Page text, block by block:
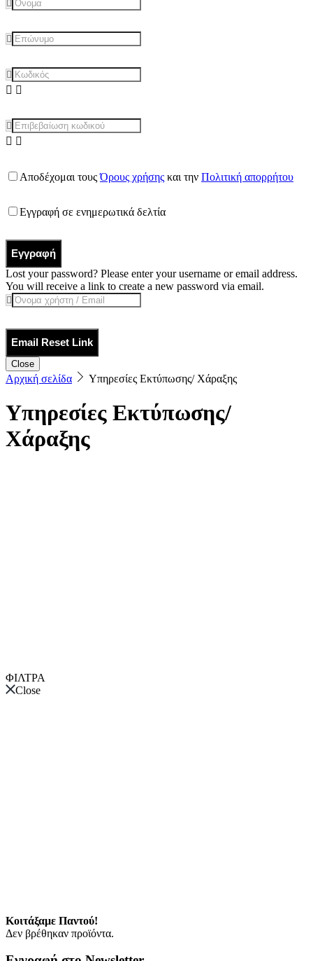
Αποδέχομαι τουςΌρους χρήσης και την Πολιτική απορρήτου
Εγγραφή σε ενημερωτικά δελτία
Εγγραφή
Lost your password? Please enter your username or email address.
You will receive a link to create a new password via email.
Email Reset Link
Close
Αρχική σελίδα Υπηρεσίες Εκτύπωσης/ Χάραξης
Υπηρεσίες Εκτύπωσης/
Χάραξης
ΦΙΛΤΡΑ
Close
Κοιτάξαμε Παντού!
Δεν βρέθηκαν προϊόντα.